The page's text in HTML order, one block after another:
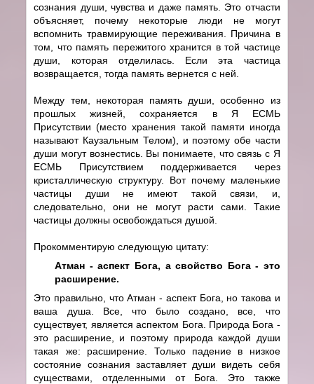
сознания души, чувства и даже память. Это отчасти
объясняет, почему некоторые люди не могут
вспомнить травмирующие переживания. Причина в
том, что память пережитого хранится в той частице
души, которая отделилась. Если эта частица
возвращается, тогда память вернется с ней.
Между тем, некоторая память души, особенно из
прошлых жизней, сохраняется в Я ЕСМЬ
Присутствии (место хранения такой памяти иногда
называют Каузальным Телом), и поэтому обе части
души могут вознестись. Вы понимаете, что связь с Я
ЕСМЬ Присутствием поддерживается через
кристаллическую структуру. Вот почему маленькие
частицы души не имеют такой связи, и,
следовательно, они не могут расти сами. Такие
частицы должны освобождаться душой.
Прокомментирую следующую цитату:
Атман - аспект Бога, а свойство Бога - это
расширение.
Это правильно, что Атман - аспект Бога, но такова и
ваша душа. Все, что было создано, все, что
существует, является аспектом Бога. Природа Бога -
это расширение, и поэтому природа каждой души
такая же: расширение. Только падение в низкое
состояние сознания заставляет души видеть себя
существами, отделенными от Бога. Это также